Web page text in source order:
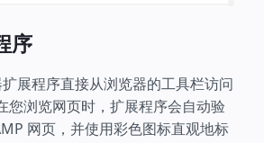
序
展程序直接从浏览器的工具栏访问
您浏览网页时，扩展程序会自动验
网页，并使用彩色图标直观地标